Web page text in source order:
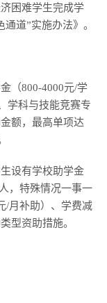
困难学生完成学
道”实施办法》。
（800-4000元/学
学科与技能竞赛专
额，最高单项达
设有学校助学金
，特殊情况一事一
/月补助）、学费减
型资助措施。